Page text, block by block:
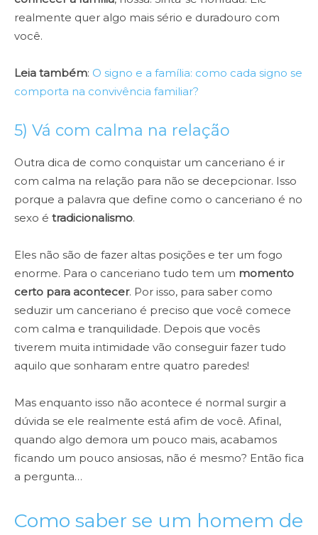
realmente quer algo mais sério e duradouro com
você.
Leia também: O signo e a família: como cada signo se
comporta na convivência familiar?
5) Vá com calma na relação
Outra dica de como conquistar um canceriano é ir
com calma na relação para não se decepcionar. Isso
porque a palavra que define como o canceriano é no
sexo é tradicionalismo.
Eles não são de fazer altas posições e ter um fogo
enorme. Para o canceriano tudo tem um momento
certo para acontecer. Por isso, para saber como
seduzir um canceriano é preciso que você comece
com calma e tranquilidade. Depois que vocês
tiverem muita intimidade vão conseguir fazer tudo
aquilo que sonharam entre quatro paredes!
Mas enquanto isso não acontece é normal surgir a
dúvida se ele realmente está afim de você. Afinal,
quando algo demora um pouco mais, acabamos
ficando um pouco ansiosas, não é mesmo? Então fica
a pergunta…
Como saber se um homem de